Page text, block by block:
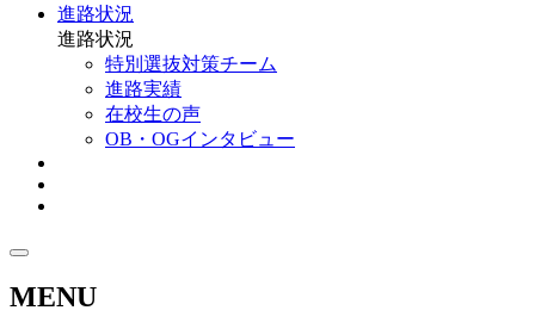
進路状況
進路状況
特別選抜対策チーム
進路実績
在校生の声
OB・OGインタビュー
MENU